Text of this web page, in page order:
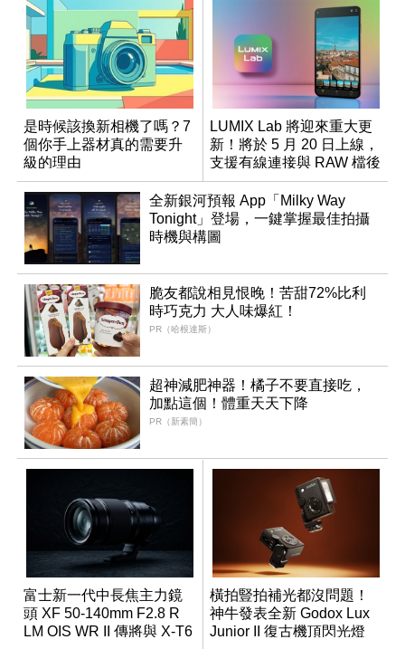
是時候該換新相機了嗎？7
個你手上器材真的需要升
級的理由
LUMIX Lab 將迎來重大更
新！將於 5 月 20 日上線，
支援有線連接與 RAW 檔後
製
全新銀河預報 App「Milky Way
Tonight」登場，一鍵掌握最佳拍攝
時機與構圖
脆友都說相見恨晚！苦甜72%比利
時巧克力 大人味爆紅！
PR（哈根達斯）
超神減肥神器！橘子不要直接吃，
加點這個！體重天天下降
PR（新素簡）
富士新一代中長焦主力鏡
頭 XF 50-140mm F2.8 R
LM OIS WR II 傳將與 X-T6
橫拍豎拍補光都沒問題！
神牛發表全新 Godox Lux
Junior II 復古機頂閃光燈